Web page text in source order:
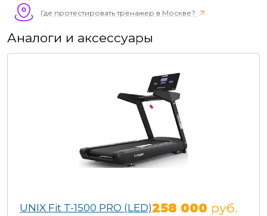
Где протестировать тренажер в Москве?
Аналоги и аксессуары
UNIX Fit T-1500 PRO (LED)258 000 руб.